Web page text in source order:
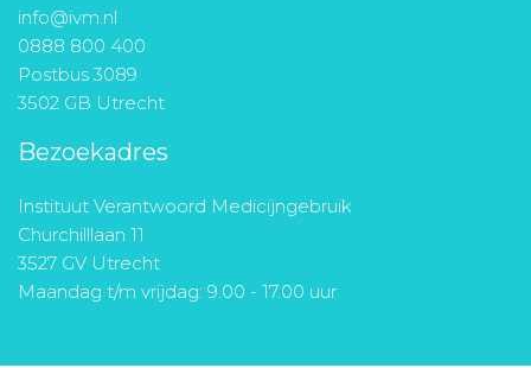
info@ivm.nl
0888 800 400
Postbus 3089
3502 GB Utrecht
Bezoekadres
Instituut Verantwoord Medicijngebruik
Churchilllaan 11
3527 GV Utrecht
Maandag t/m vrijdag: 9.00 - 17.00 uur